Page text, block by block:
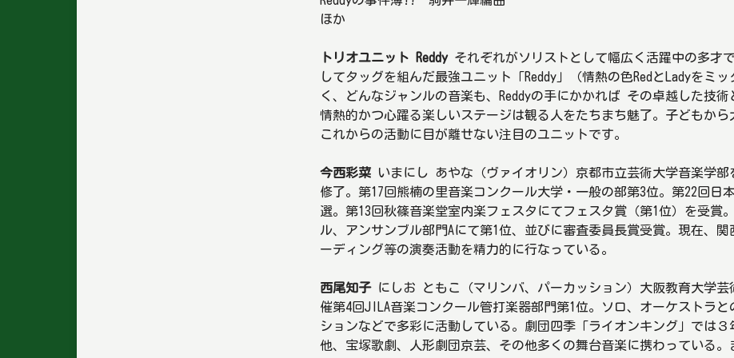
ほか
トリオユニット Reddy それぞれがソリストとして幅広く活躍中の多才
してタッグを組んだ最強ユニット「Reddy」（情熱の色RedとLadyをミ
く、どんなジャンルの音楽も、Reddyの手にかかれば その卓越した技
情熱的かつ心躍る楽しいステージは観る人をたちまち魅了。子どもから
これからの活動に目が離せない注目のユニットです。
今西彩菜 いまにし あやな（ヴァイオリン）京都市立芸術大学音楽学
修了。第17回熊楠の里音楽コンクール大学・一般の部第3位。第22回日
選。第13回秋篠音楽堂室内楽フェスタにてフェスタ賞（第1位）を受賞
ル、アンサンブル部門Aにて第1位、並びに審査委員長賞受賞。現在、
ーディング等の演奏活動を精力的に行なっている。
西尾知子にしお ともこ（マリンバ、パーカッション）大阪教育大学芸
催第4回JILA音楽コンクール管打楽器部門第1位。ソロ、オーケストラ
ションなどで多彩に活動している。劇団四季「ライオンキング」では
他、宝塚歌劇、人形劇団京芸、その他多くの舞台音楽に携わっている